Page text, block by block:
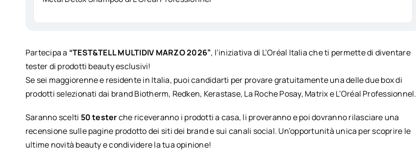
Partecipa a “TEST&TELL MULTIDIV MARZO 2026”, l’iniziativa di L’Oréal Italia che ti permette di diventare
tester di prodotti beauty esclusivi!
Se sei maggiorenne e residente in Italia, puoi candidarti per provare gratuitamente una delle due box di
prodotti selezionati dai brand Biotherm, Redken, Kerastase, La Roche Posay, Matrix e L’Oréal Professionnel.
Saranno scelti 50 testerche riceveranno i prodotti a casa, li proveranno e poi dovranno rilasciare una
recensione sulle pagine prodotto dei siti dei brand e sui canali social. Un’opportunità unica per scoprire le
ultime novità beauty e condividere la tua opinione!